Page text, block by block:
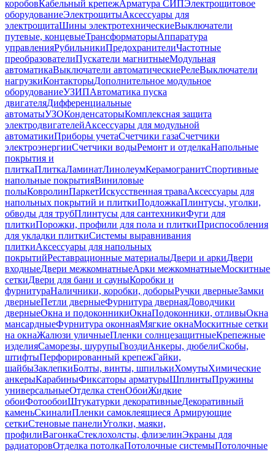
коробовКабельный крепежАрматура СИПЭлектрощитовое
оборудованиеЭлектрощитыАксессуары для
электрощитаШины электротехническиеВыключатели
путевые, концевыеТрансформаторыАппаратура
управленияРубильникиПредохранителиЧастотные
преобразователиПускатели магнитныеМодульная
автоматикаВыключатели автоматическиеРелеВыключатели
нагрузкиКонтакторыДополнительное модульное
оборудованиеУЗИПАвтоматика пуска
двигателяДифференциальные
автоматыУЗОКонденсаторыКомплексная защита
электродвигателейАксессуары для модульной
автоматикиПриборы учетаСчетчики газаСчетчики
электроэнергииСчетчики водыРемонт и отделкаНапольные
покрытия и
плиткаПлиткаЛаминатЛинолеумКерамогранитСпортивные
напольные покрытияВиниловые
полыКовролинПаркетИскусственная траваАксессуары для
напольных покрытий и плиткиПодложкаПлинтусы, уголки,
обводы для трубПлинтусы для сантехникиФуги для
плиткиПорожки, профили для пола и плиткиПриспособления
для укладки плиткиСистемы выравнивания
плиткиАксессуары для напольных
покрытийРеставрационные материалыДвери и аркиДвери
входныеДвери межкомнатныеАрки межкомнатныеМоскитные
сеткиДвери для бани и сауныКоробки и
фурнитураНаличники, коробки, доборыРучки дверныеЗамки
дверныеПетли дверныеФурнитура двернаяДоводчики
дверныеОкна и подоконникиОкнаПодоконники, отливыОкна
мансардныеФурнитура оконнаяМягкие окнаМоскитные сетки
на окнаЖалюзи уличныеПленки солнцезащитныеКрепежные
изделияСаморезы, шурупыГвоздиАнкеры, дюбелиСкобы,
штифтыПерфорированный крепежГайки,
шайбыЗаклепкиБолты, винты, шпилькиХомутыХимические
анкерыКарабиныФиксаторы арматурыШплинтыПружины
универсальныеОтделка стенОбоиЖидкие
обоиФотообоиШтукатурки декоративныеДекоративный
каменьСкиналиПленки самоклеящиеся Армирующие
сеткиСтеновые панелиУголки, маяки,
профилиВагонкаСтеклохолсты, флизелинЭкраны для
радиаторовОтделка потолкаПотолочные системыПотолочные